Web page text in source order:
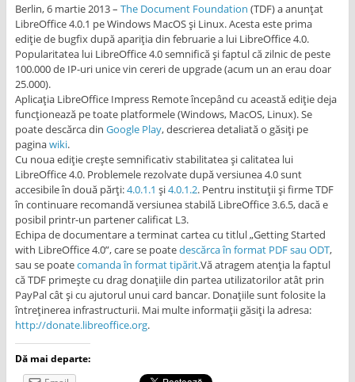
Berlin, 6 martie 2013 – The Document Foundation (TDF) a anunțat
LibreOffice 4.0.1 pe Windows MacOS și Linux. Acesta este prima
ediție de bugfix după apariția din februarie a lui LibreOffice 4.0.
Popularitatea lui LibreOffice 4.0 semnifică și faptul că zilnic de peste
100.000 de IP-uri unice vin cereri de upgrade (acum un an erau doar
25.000).
Aplicația LibreOffice Impress Remote începând cu această ediție deja
funcționează pe toate platformele (Windows, MacOS, Linux). Se
poate descărca din Google Play, descrierea detaliată o găsiți pe
paginawiki.
Cu noua ediție crește semnificativ stabilitatea și calitatea lui
LibreOffice 4.0. Problemele rezolvate după versiunea 4.0 sunt
accesibile în două părți:4.0.1.1 și4.0.1.2. Pentru instituții și firme TDF
în continuare recomandă versiunea stabilă LibreOffice 3.6.5, dacă e
posibil printr-un partener calificat L3.
Echipa de documentare a terminat cartea cu titlul „Getting Started
with LibreOffice 4.0”, care se poatedescărca în format PDF sau ODT,
sau se poatecomanda în format tipărit.Vă atragem atenția la faptul
că TDF primește cu drag donațiile din partea utilizatorilor atât prin
PayPal cât și cu ajutorul unui card bancar. Donațiile sunt folosite la
întreținerea infrastructurii. Mai multe informații găsiți la adresa:
http://donate.libreoffice.org.
Dă mai departe: